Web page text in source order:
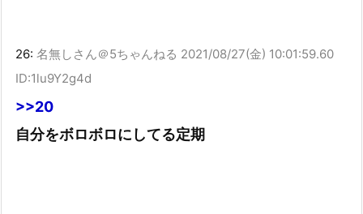
26: 名無しさん＠5ちゃんねる 2021/08/27(金) 10:01:59.60
ID:1lu9Y2g4d
>>20
自分をボロボロにしてる定期